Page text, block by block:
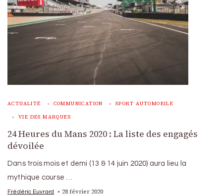
ACTUALITÉ COMMUNICATION SPORT AUTOMOBILE
VIE DES MARQUES
24 Heures du Mans 2020 : La liste des engagés
dévoilée
Dans trois mois et demi (13 & 14 juin 2020) aura lieu la
mythique course …
Frédéric Euvrard 28 février 2020